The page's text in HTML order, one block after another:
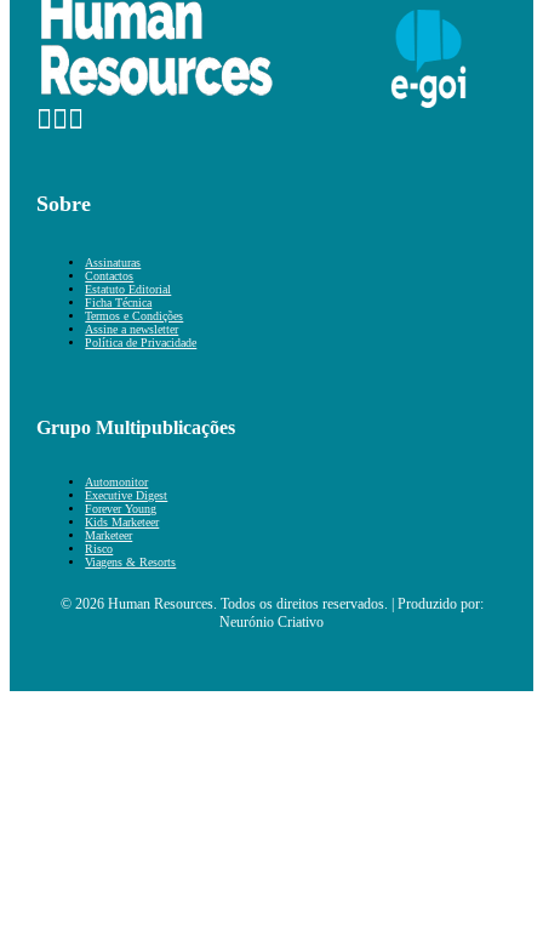
Sobre
Assinaturas
Contactos
Estatuto Editorial
Ficha Técnica
Termos e Condições
Assine a newsletter
Política de Privacidade
Grupo Multipublicações
Automonitor
Executive Digest
Forever Young
Kids Marketeer
Marketeer
Risco
Viagens & Resorts
© 2026 Human Resources. Todos os direitos reservados. | Produzido por:
Neurónio Criativo